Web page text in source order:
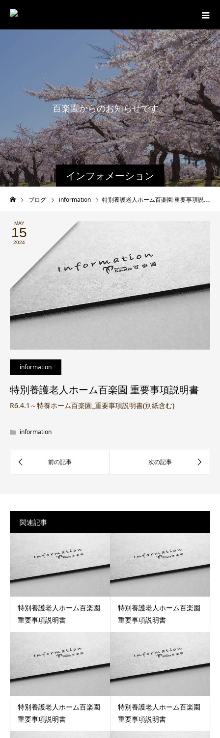
インフォメーション
百楽園からのお知らせです。
ブログ information 特別養護老人ホーム百楽園 重要事項説明書
MAY
15
2024
information
特別養護老人ホーム百楽園 重要事項説明書
R6.4.1～特養ホーム百楽園_重要事項説明書(別紙含む)
information
関連記事
特別養護老人ホーム百楽園
重要事項説明書
特別養護老人ホーム百楽園
重要事項説明書
特別養護老人ホーム百楽園
重要事項説明書
特別養護老人ホーム百楽園
重要事項説明書